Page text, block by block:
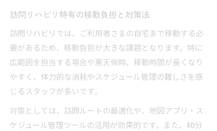
訪問リハビリ特有の移動負担と対策法
訪問リハビリでは、ご利用者さまの自宅まで移動する必
要があるため、移動負担が大きな課題となります。特に
広範囲を担当する場合や悪天候時、移動時間が長くなり
やすく、体力的な消耗やスケジュール管理の難しさを感
じるスタッフが多いです。
対策としては、訪問ルートの最適化や、地図アプリ・ス
ケジュール管理ツールの活用が効果的です。また、40分